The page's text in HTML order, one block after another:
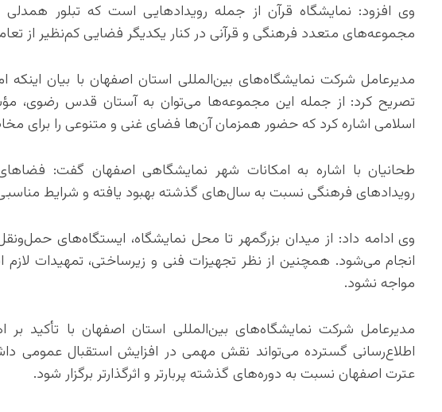
وی افزود: نمایشگاه قرآن از جمله رویدادهایی است که تبلور
مجموعه‌های متعدد فرهنگی و قرآنی در کنار یکدیگر فضایی کم‌نظیر از
تصریح کرد: از جمله این مجموعه‌ها می‌توان به آستان قدس رضوی،
اسلامی اشاره کرد که حضور همزمان آن‌ها فضای غنی و متنوعی را برای
طحانیان با اشاره به امکانات شهر نمایشگاهی اصفهان گفت:
رویدادهای فرهنگی نسبت به سال‌های گذشته بهبود یافته و شرایط
وی ادامه داد: از میدان بزرگمهر تا محل نمایشگاه، ایستگاه‌های
انجام می‌شود. همچنین از نظر تجهیزات فنی و زیرساختی، تمهیدات
مواجه نشود.
مدیرعامل شرکت نمایشگاه‌های بین‌المللی استان اصفهان با تأکید
اطلاع‌رسانی گسترده می‌تواند نقش مهمی در افزایش استقبال عمومی
عترت اصفهان نسبت به دوره‌های گذشته پربارتر و اثرگذارتر برگزار شود.